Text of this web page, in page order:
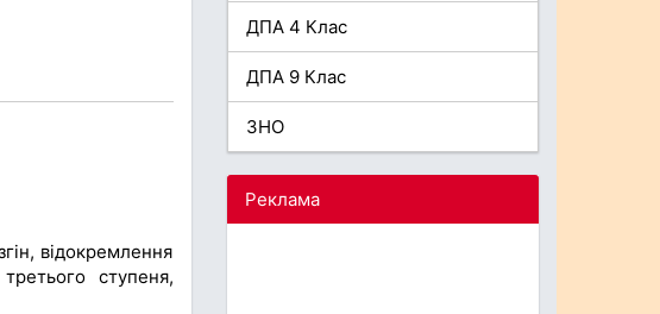
відокремлення
ступеня,
ДПА 4 Клас
ДПА 9 Клас
ЗНО
Реклама